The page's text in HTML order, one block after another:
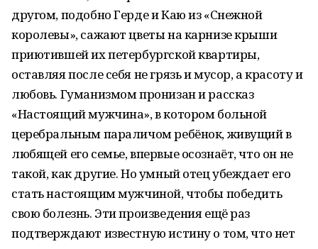
другом, подобно Герде и Каю из «Снежной
королевы», сажают цветы на карнизе крыши
приютившей их петербургской квартиры,
оставляя после себя не грязь и мусор, а красоту и
любовь. Гуманизмом пронизан и рассказ
«Настоящий мужчина», в котором больной
церебральным параличом ребёнок, живущий в
любящей его семье, впервые осознаёт, что он не
такой, как другие. Но умный отец убеждает его
стать настоящим мужчиной, чтобы победить
свою болезнь. Эти произведения ещё раз
подтверждают известную истину о том, что нет